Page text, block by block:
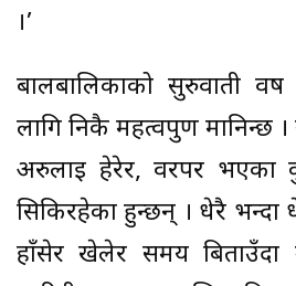
।’
बालबालिकाको सुरुवाती
लागि निकै महत्वपुर्ण मानिन्छ
अरुलाई हेरेर, वरपर भएका
सिकिरहेका हुन्छन् । धेरै भन्दा
हाँसेर खेलेर समय बिताउँदा